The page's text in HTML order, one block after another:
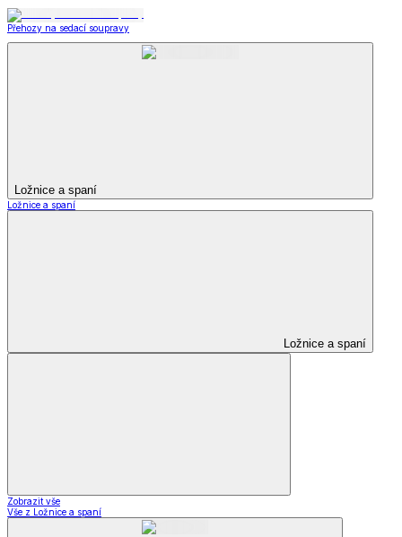
Přehozy na sedací soupravy
Ložnice a spaní
Ložnice a spaní
Ložnice a spaní
Zobrazit vše
Vše z Ložnice a spaní